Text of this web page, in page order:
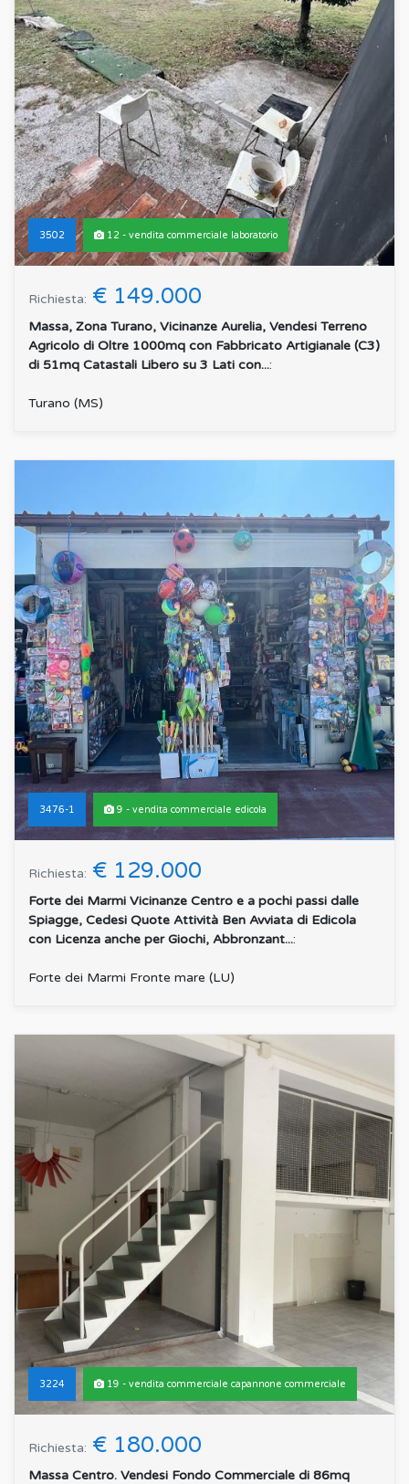
3502 12 - vendita commerciale laboratorio
Richiesta: € 149.000
Massa, Zona Turano, Vicinanze Aurelia, Vendesi Terreno
Agricolo di Oltre 1000mq con Fabbricato Artigianale (C3)
di 51mq Catastali Libero su 3 Lati con...:
Turano (MS)
3476-1 9 - vendita commerciale edicola
Richiesta: € 129.000
Forte dei Marmi Vicinanze Centro e a pochi passi dalle
Spiagge, Cedesi Quote Attività Ben Avviata di Edicola
con Licenza anche per Giochi, Abbronzant...:
Forte dei Marmi Fronte mare (LU)
3224 19 - vendita commerciale capannone commerciale
Richiesta: € 180.000
Massa Centro. Vendesi Fondo Commerciale di 86mq